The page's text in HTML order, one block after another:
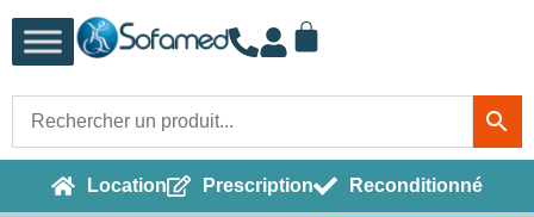
Location Prescription Reconditionné